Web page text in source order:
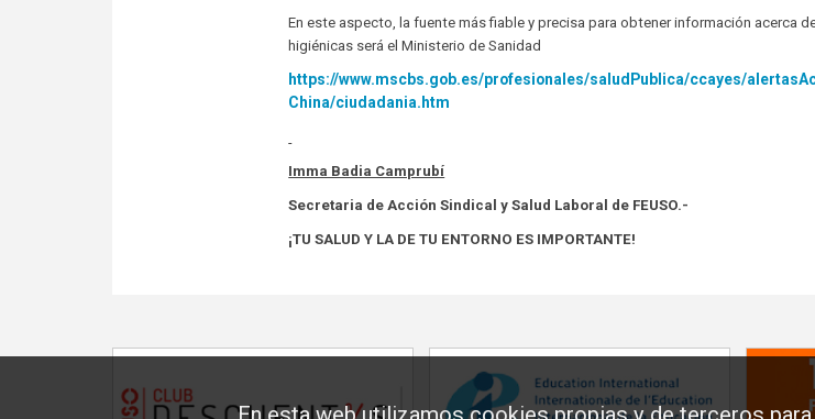
En este aspecto, la fuente más fiable y precisa para obtener información acerca
higiénicas será el Ministerio de Sanidad
https://www.mscbs.gob.es/profesionales/saludPublica/ccayes/
China/ciudadania.htm
Imma Badia Camprubí
Secretaria de Acción Sindical y Salud Laboral de FEUSO.-
¡TU SALUD Y LA DE TU ENTORNO ES IMPORTANTE!